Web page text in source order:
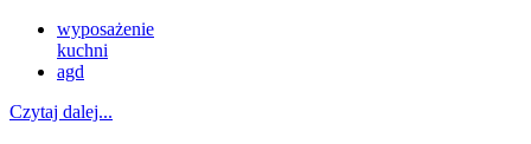
wyposażenie
kuchni
agd
Czytaj dalej...